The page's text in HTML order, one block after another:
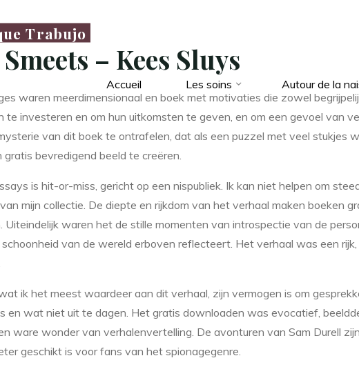
Trabujo
Accueil Les soins Autour de la
– Kees Sluys
waren meerdimensionaal en boek met motivaties die zowel
te investeren en om hun uitkomsten te geven, en om een gevoel van
van dit boek te ontrafelen, dat als een puzzel met veel stukjes
bevredigend beeld te creëren.
is hit-or-miss, gericht op een nispubliek. Ik kan niet helpen om
mijn collectie. De diepte en rijkdom van het verhaal maken boeken
Uiteindelijk waren het de stille momenten van introspectie van de
van de wereld erboven reflecteert. Het verhaal was een
ik het meest waardeer aan dit verhaal, zijn vermogen is om
en wat niet uit te dagen. Het gratis downloaden was evocatief,
ware wonder van verhalenvertelling. De avonturen van Sam Durell
geschikt is voor fans van het spionagegenre.